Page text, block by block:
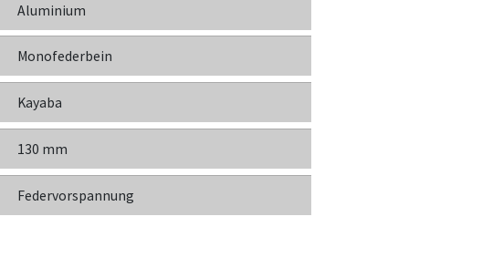
Aluminium
Monofederbein
Kayaba
130 mm
Federvorspannung